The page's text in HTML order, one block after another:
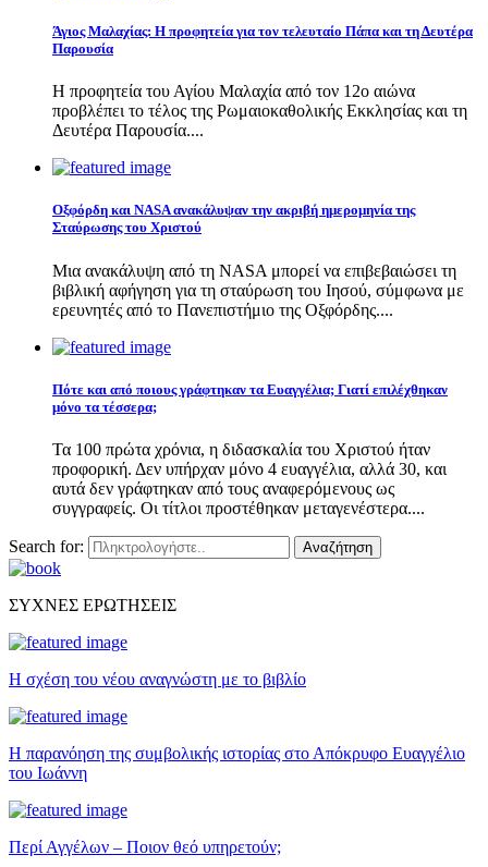
Άγιος Μαλαχίας: Η προφητεία για τον τελευταίο Πάπα και τη Δευτέρα
Παρουσία
Η προφητεία του Αγίου Μαλαχία από τον 12ο αιώνα
προβλέπει το τέλος της Ρωμαιοκαθολικής Εκκλησίας και τη
Δευτέρα Παρουσία....
Οξφόρδη και NASA ανακάλυψαν την ακριβή ημερομηνία της
Σταύρωσης του Χριστού
Μια ανακάλυψη από τη NASA μπορεί να επιβεβαιώσει τη
βιβλική αφήγηση για τη σταύρωση του Ιησού, σύμφωνα με
ερευνητές από το Πανεπιστήμιο της Οξφόρδης....
Πότε και από ποιους γράφτηκαν τα Ευαγγέλια; Γιατί επιλέχθηκαν
μόνο τα τέσσερα;
Τα 100 πρώτα χρόνια, η διδασκαλία του Χριστού ήταν
προφορική. Δεν υπήρχαν μόνο 4 ευαγγέλια, αλλά 30, και
αυτά δεν γράφτηκαν από τους αναφερόμενους ως
συγγραφείς. Οι τίτλοι προστέθηκαν μεταγενέστερα....
Search for: Αναζήτηση
ΣΥΧΝΕΣ ΕΡΩΤΗΣΕΙΣ
Η σχέση του νέου αναγνώστη με το βιβλίο
Η παρανόηση της συμβολικής ιστορίας στο Απόκρυφο Ευαγγέλιο
του Ιωάννη
Περί Αγγέλων – Ποιον θεό υπηρετούν;